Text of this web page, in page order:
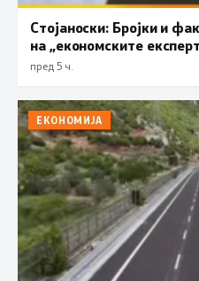
Стојаноски: Бројки и
на „економските
пред 5 ч.
ЕКОНОМИЈА